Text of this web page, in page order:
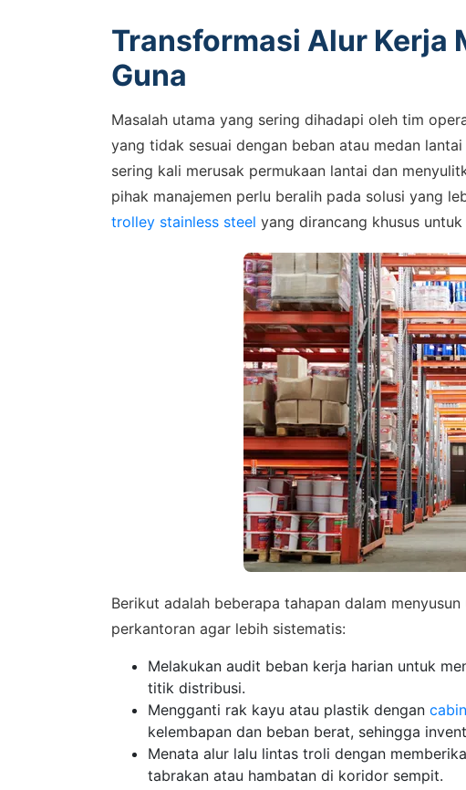
Transformasi Alur Kerja
Guna
Masalah utama yang sering dihadapi oleh tim
yang tidak sesuai dengan beban atau medan
sering kali merusak permukaan lantai dan
pihak manajemen perlu beralih pada solusi yang
trolley stainless steel yang dirancang khusus
Berikut adalah beberapa tahapan dalam
perkantoran agar lebih sistematis:
Melakukan audit beban kerja harian untuk
titik distribusi.
Mengganti rak kayu atau plastik dengan
kelembapan dan beban berat, sehingga
Menata alur lalu lintas troli dengan
tabrakan atau hambatan di koridor sempit.